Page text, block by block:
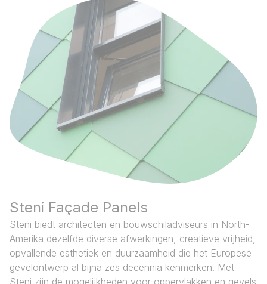
Steni Façade Panels
Steni biedt architecten en bouwschiladviseurs in North-
Amerika dezelfde diverse afwerkingen, creatieve vrijheid,
opvallende esthetiek en duurzaamheid die het Europese
gevelontwerp al bijna zes decennia kenmerken. Met
Steni zijn de mogelijkheden voor oppervlakken en gevels